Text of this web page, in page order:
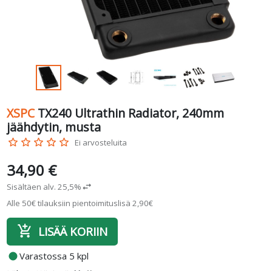
XSPC TX240 Ultrathin Radiator, 240mm
jäähdytin, musta
star_border star_border star_border star_border star_border Ei arvosteluita
34,90 €
Sisältäen alv. 25,5%swap_horiz
Alle 50€ tilauksiin pientoimituslisä 2,90€
add_shopping_cart LISÄÄ KORIIN
fiber_manual_recordVarastossa 5 kpl